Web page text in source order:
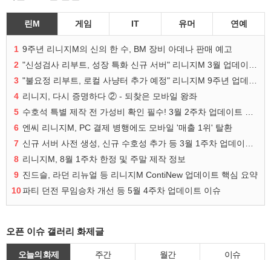
린M 게임 IT 유머 연예
1 9주년 리니지M의 신의 한 수, BM 장비 아데나 판매 예고
2
3
4 리니지, 다시 증명하다 ② - 되찾은 모바일 왕좌
5
6 엔씨 리니지M, PC 결제 병행에도 모바일 '매출 1위' 탈환
7
8 리니지M, 8월 1주차 한정 및 주말 제작 정보
9 진드슬, 라던 리뉴얼 등 리니지M ContiNew 업데이트 핵심 요약
10파티 던전 무임승차 개선 등 5월 4주차 업데이트 이슈
오픈 이슈 갤러리 화제글
오늘의 화제 주간 월간 이슈